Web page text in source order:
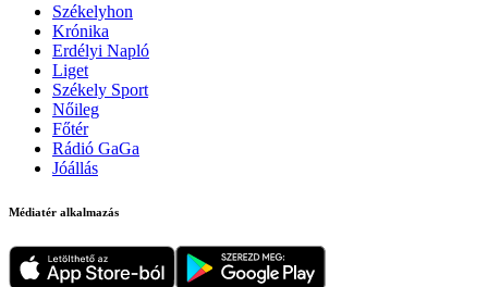
Székelyhon
Krónika
Erdélyi Napló
Liget
Székely Sport
Nőileg
Főtér
Rádió GaGa
Jóállás
Médiatér alkalmazás